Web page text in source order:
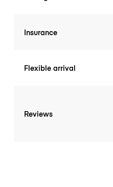
Insurance
Flexible arrival
Reviews